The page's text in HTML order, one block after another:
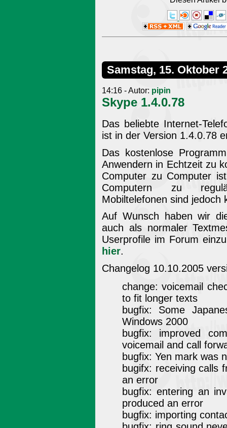
Samstag, 15. Oktober
14:16 - Autor: pipin
Skype 1.4.0.78
Das beliebte Internet-
ist in der Version 1.4.0.78
Das kostenlose
Anwendern in Echtzeit zu
Computer zu Computer
Computern zu
Mobiltelefonen sind jedoch
Auf Wunsch haben wir
auch als normaler
Userprofile im Forum
hier.
Changelog 10.10.2005
change: voicemail
to fit longer texts
bugfix: Some
Windows 2000
bugfix: improved
voicemail and call
bugfix: Yen mark was
bugifx: receiving calls
an error
bugfix: entering an
produced an error
bugfix: importing